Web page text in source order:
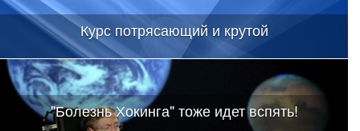
Курс потрясающий и крутой
"Болезнь Хокинга" тоже идет вспять!